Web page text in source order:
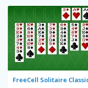
FreeCell Solitaire